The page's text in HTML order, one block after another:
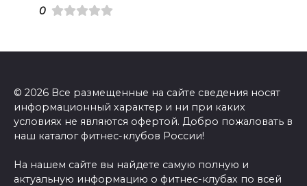
0
© 2026 Все размещенные на сайте сведения носят
информационный характер и ни при каких
условиях не являются офертой. Добро пожаловать в
наш каталог фитнес-клубов России!
На нашем сайте вы найдете самую полную и
актуальную информацию о фитнес-клубах по всей